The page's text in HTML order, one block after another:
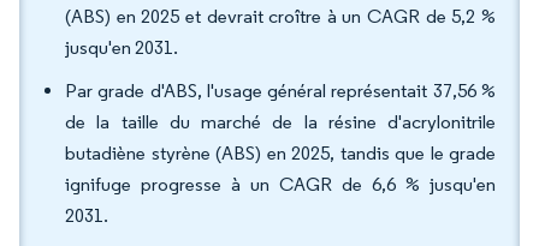
(ABS) en 2025 et devrait croître à un CAGR de 5,2 %
jusqu'en 2031.
Par grade d'ABS, l'usage général représentait 37,56 %
de la taille du marché de la résine d'acrylonitrile
butadiène styrène (ABS) en 2025, tandis que le grade
ignifuge progresse à un CAGR de 6,6 % jusqu'en
2031.